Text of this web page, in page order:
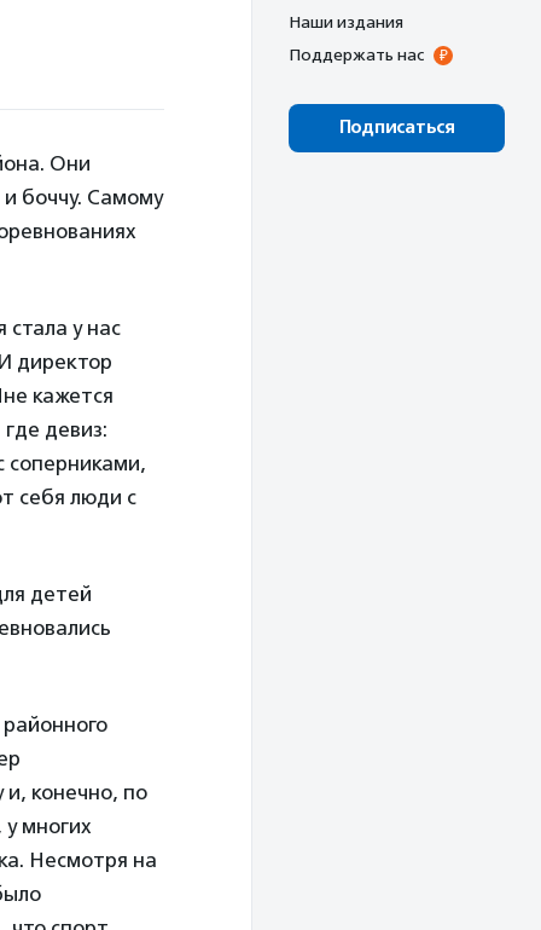
Они
и боччу. Самому
у нас
директор
кажется
девиз:
соперниками,
себя люди с
детей
и, конечно, по
многих
Несмотря на
Наши издания
Поддержать нас
Подписаться